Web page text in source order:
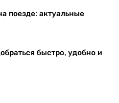
поезде: актуальные
быстро, удобно и